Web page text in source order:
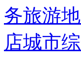
务旅游
店城市